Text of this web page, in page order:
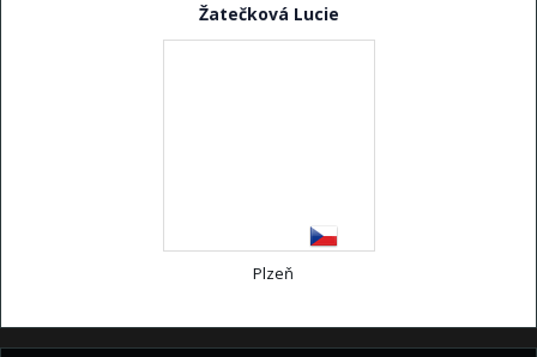
Žatečková Lucie
Plzeň